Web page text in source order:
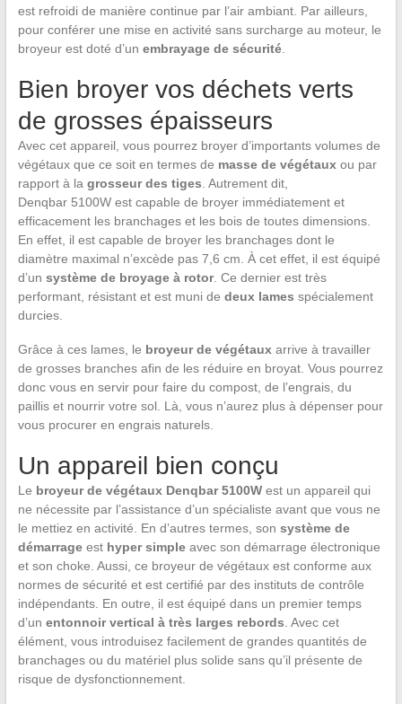
est refroidi de manière continue par l’air ambiant. Par ailleurs,
pour conférer une mise en activité sans surcharge au moteur, le
broyeur est doté d’un embrayage de sécurité.
Bien broyer vos déchets verts
de grosses épaisseurs
Avec cet appareil, vous pourrez broyer d’importants volumes de
végétaux que ce soit en termes de masse de végétauxou par
rapport à la grosseur des tiges . Autrement dit,
Denqbar 5100W est capable de broyer immédiatement et
efficacement les branchages et les bois de toutes dimensions.
En effet, il est capable de broyer les branchages dont le
diamètre maximal n’excède pas 7,6 cm. À cet effet, il est équipé
d’un système de broyage à rotor. Ce dernier est très
performant, résistant et est muni de deux lames spécialement
durcies.
Grâce à ces lames, le broyeur de végétauxarrive à travailler
de grosses branches afin de les réduire en broyat. Vous pourrez
donc vous en servir pour faire du compost, de l’engrais, du
paillis et nourrir votre sol. Là, vous n’aurez plus à dépenser pour
vous procurer en engrais naturels.
Un appareil bien conçu
Le broyeur de végétaux Denqbar 5100West un appareil qui
ne nécessite par l’assistance d’un spécialiste avant que vous ne
le mettiez en activité. En d’autres termes, son système de
démarrageest hyper simpleavec son démarrage électronique
et son choke. Aussi, ce broyeur de végétaux est conforme aux
normes de sécurité et est certifié par des instituts de contrôle
indépendants. En outre, il est équipé dans un premier temps
d’un entonnoir vertical à très larges rebords . Avec cet
élément, vous introduisez facilement de grandes quantités de
branchages ou du matériel plus solide sans qu’il présente de
risque de dysfonctionnement.